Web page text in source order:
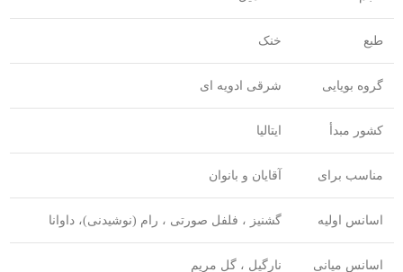
طبع خنک
گروه بویایی شرقی ادویه ای
کشور مبدأ ایتالیا
مناسب برای آقایان و بانوان
اسانس اولیه گشنیز ، فلفل صورتی ، رام (نوشیدنی)، داوانا
اسانس میانی نارگیل ، گل مریم